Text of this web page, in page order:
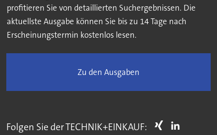
profitieren Sie von detaillierten Suchergebnissen. Die
aktuellste Ausgabe können Sie bis zu 14 Tage nach
Erscheinungstermin kostenlos lesen.
Zu den Ausgaben
Folgen Sie der TECHNIK+EINKAUF: